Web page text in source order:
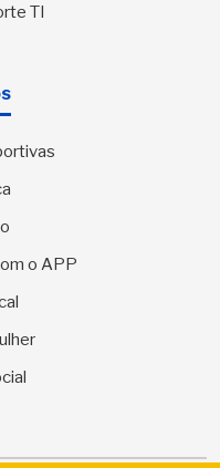
TI
o APP